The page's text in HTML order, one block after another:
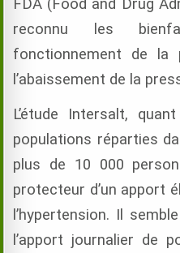
FDA (Food and Drug
reconnu les
fonctionnement de la
l’abaissement de la
L’étude Intersalt,
populations réparties
plus de 10 000
protecteur d’un apport
l’hypertension. Il
l’apport journalier de